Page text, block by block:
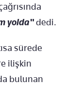
yolda"dedi.
sürede
ilişkin
bulunan